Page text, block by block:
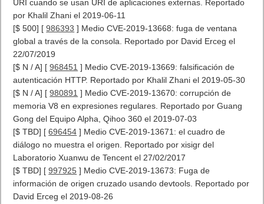
URI cuando se usan URI de aplicaciones externas. Reportado
por Khalil Zhani el 2019-06-11
[$ 500] [986393 ] Medio CVE-2019-13668: fuga de ventana
global a través de la consola. Reportado por David Erceg el
22/07/2019
[$ N / A] [968451 ] Medio CVE-2019-13669: falsificación de
autenticación HTTP. Reportado por Khalil Zhani el 2019-05-30
[$ N / A] [980891 ] Medio CVE-2019-13670: corrupción de
memoria V8 en expresiones regulares. Reportado por Guang
Gong del Equipo Alpha, Qihoo 360 el 2019-07-03
[$ TBD] [696454 ] Medio CVE-2019-13671: el cuadro de
diálogo no muestra el origen. Reportado por xisigr del
Laboratorio Xuanwu de Tencent el 27/02/2017
[$ TBD] [997925 ] Medio CVE-2019-13673: Fuga de
información de origen cruzado usando devtools. Reportado por
David Erceg el 2019-08-26